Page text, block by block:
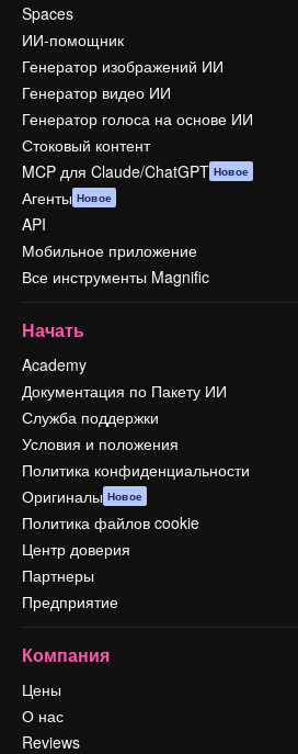
Spaces
ИИ-помощник
Генератор изображений ИИ
Генератор видео ИИ
Генератор голоса на основе ИИ
Стоковый контент
MCP для Claude/ChatGPT Новое
Агенты Новое
API
Мобильное приложение
Все инструменты Magnific
Начать
Academy
Документация по Пакету ИИ
Служба поддержки
Условия и положения
Политика конфиденциальности
Оригиналы Новое
Политика файлов cookie
Центр доверия
Партнеры
Предприятие
Компания
Цены
О нас
Reviews